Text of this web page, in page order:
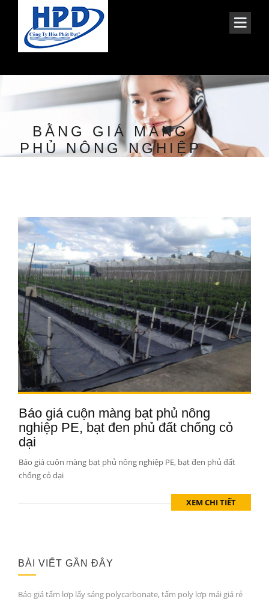
BẰNG GIÁ MÀNG
PHỦ NÔNG NGHIỆP
Báo giá cuộn màng bạt phủ nông
nghiệp PE, bạt đen phủ đất chống cỏ
dại
Báo giá cuộn màng bạt phủ nông nghiệp PE, bạt đen phủ đất
chống cỏ dại
XEM CHI TIẾT
BÀI VIẾT GẦN ĐÂY
Báo giá tấm lợp lấy sáng polycarbonate, tấm poly lợp mái giá rẻ